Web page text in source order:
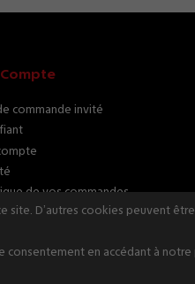
commande invité
de vos commandes
D’autres cookies peuvent
en accédant à